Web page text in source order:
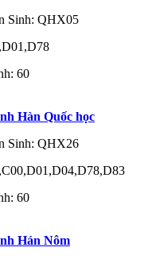
Sinh: QHX05
60
Hàn Quốc học
Sinh: QHX26
60
Hán Nôm